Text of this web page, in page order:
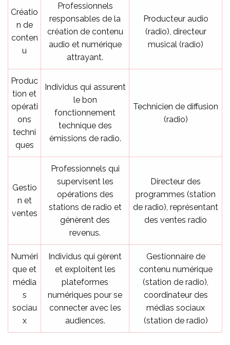
Créatio
n de
conten
u
Professionnels
responsables de la
création de contenu
audio et numérique
attrayant.
Producteur audio
(radio), directeur
musical (radio)
Produc
tion et
opérati
ons
techni
ques
Individus qui assurent
le bon
fonctionnement
technique des
émissions de radio.
Technicien de diffusion
(radio)
Gestio
n et
ventes
Professionnels qui
supervisent les
opérations des
stations de radio et
génèrent des
revenus.
Directeur des
programmes (station
de radio), représentant
des ventes radio
Numéri
que et
média
s
sociau
x
Individus qui gèrent
et exploitent les
plateformes
numériques pour se
connecter avec les
audiences.
Gestionnaire de
contenu numérique
(station de radio),
coordinateur des
médias sociaux
(station de radio)